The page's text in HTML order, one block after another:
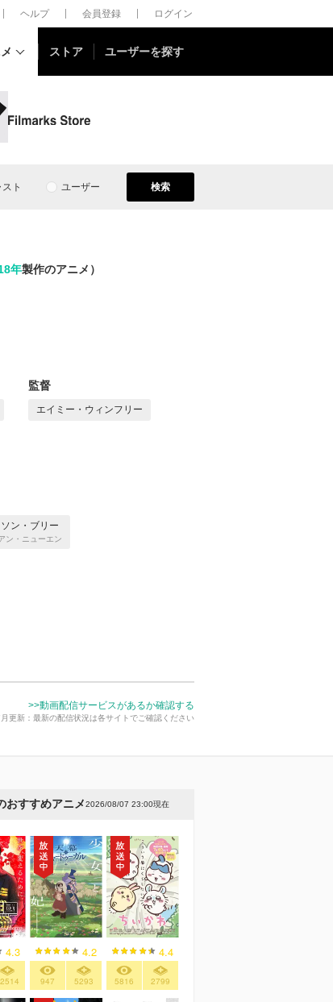
ヘルプ 会員登録 ログイン
ストア ユーザーを探す
ト ユーザー 検索
年製作のアニメ）
監督
エイミー・ウィンフリー
ン・ブリー
ン・ニューエン
>>動画配信サービスがあるか確認する
更新：最新の配信状況は各サイトでご確認ください
おすすめアニメ2026/08/07 23:00現在
4.3 4.2
947 5293
4.4
5816 2799